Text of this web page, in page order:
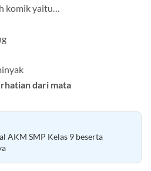
komik yaitu…
dari mata
AKM SMP Kelas 9 beserta